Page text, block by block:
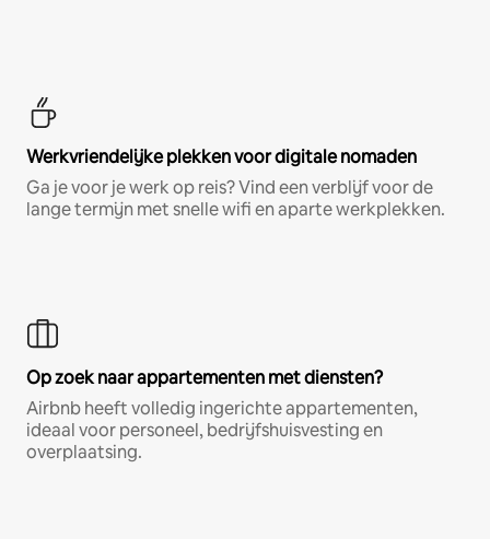
Werkvriendelijke plekken voor digitale nomaden
Ga je voor je werk op reis? Vind een verblijf voor de
lange termijn met snelle wifi en aparte werkplekken.
Op zoek naar appartementen met diensten?
Airbnb heeft volledig ingerichte appartementen,
ideaal voor personeel, bedrijfshuisvesting en
overplaatsing.